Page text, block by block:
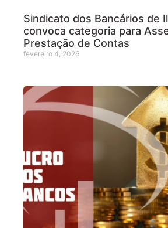
Sindicato dos Bancários de
convoca categoria para
Prestação de Contas
fevereiro 4, 2026